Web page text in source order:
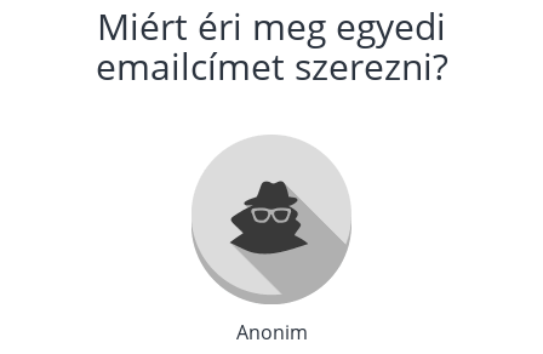
Miért éri meg egyedi
emailcímet szerezni?
Anonim